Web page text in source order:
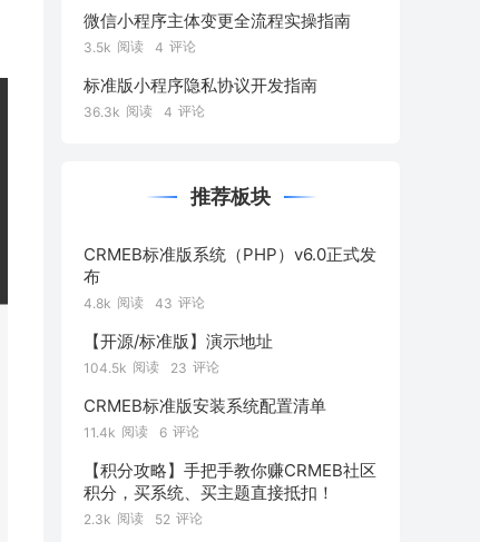
微信小程序主体变更全流程实操指南
3.5k 阅读 4 评论
标准版小程序隐私协议开发指南
36.3k 阅读 4 评论
推荐板块
CRMEB标准版系统（PHP）v6.0正式发
布
4.8k 阅读 43 评论
【开源/标准版】演示地址
104.5k 阅读 23 评论
CRMEB标准版安装系统配置清单
11.4k 阅读 6 评论
【积分攻略】手把手教你赚CRMEB社区
积分，买系统、买主题直接抵扣！
2.3k 阅读 52 评论